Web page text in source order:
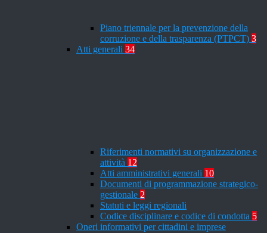
Piano triennale per la prevenzione della
corruzione e della trasparenza (PTPCT) 3
Atti generali 34
Riferimenti normativi su organizzazione e
attività 12
Atti amministrativi generali 10
Documenti di programmazione strategico-
gestionale 2
Statuti e leggi regionali
Codice disciplinare e codice di condotta 5
Oneri informativi per cittadini e imprese